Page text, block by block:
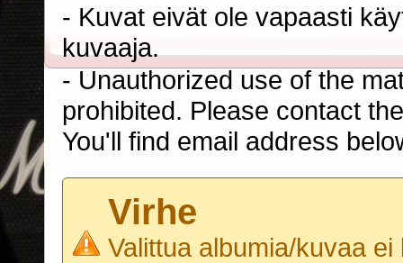
- Kuvat eivät ole vapaasti
kuvaaja.
- Unauthorized use of the
prohibited. Please contact
You'll find email address
Virhe
Valittua albumia/kuvaa ei